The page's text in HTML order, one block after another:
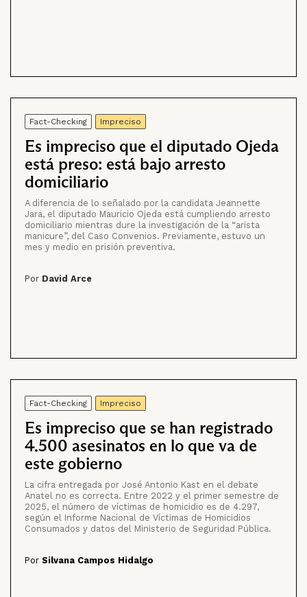
Fact-Checking Impreciso
Es impreciso que el diputado Ojeda
está preso: está bajo arresto
domiciliario
A diferencia de lo señalado por la candidata Jeannette
Jara, el diputado Mauricio Ojeda está cumpliendo arresto
domiciliario mientras dure la investigación de la “arista
manicure”, del Caso Convenios. Previamente, estuvo un
mes y medio en prisión preventiva.
Por David Arce
Fact-Checking Impreciso
Es impreciso que se han registrado
4.500 asesinatos en lo que va de
este gobierno
La cifra entregada por José Antonio Kast en el debate
Anatel no es correcta. Entre 2022 y el primer semestre de
2025, el número de víctimas de homicidio es de 4.297,
según el Informe Nacional de Víctimas de Homicidios
Consumados y datos del Ministerio de Seguridad Pública.
Por Silvana Campos Hidalgo